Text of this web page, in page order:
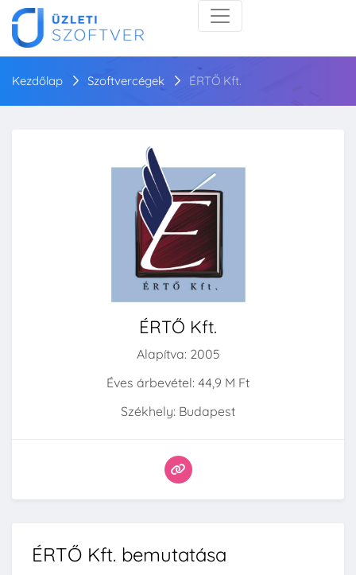
Kezdőlap Szoftvercégek ÉRTŐ Kft.
ÉRTŐ Kft.
Alapítva: 2005
Éves árbevétel: 44,9 M Ft
Székhely: Budapest
ÉRTŐ Kft. bemutatása